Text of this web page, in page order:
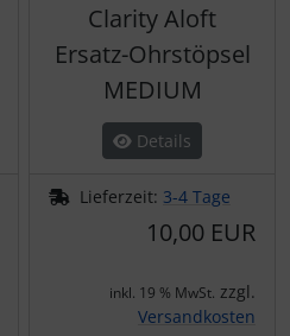
Clarity Aloft
Ersatz-Ohrstöpsel
MEDIUM
Details
Lieferzeit: 3-4 Tage
10,00 EUR
inkl. 19 % MwSt. zzgl.
Versandkosten